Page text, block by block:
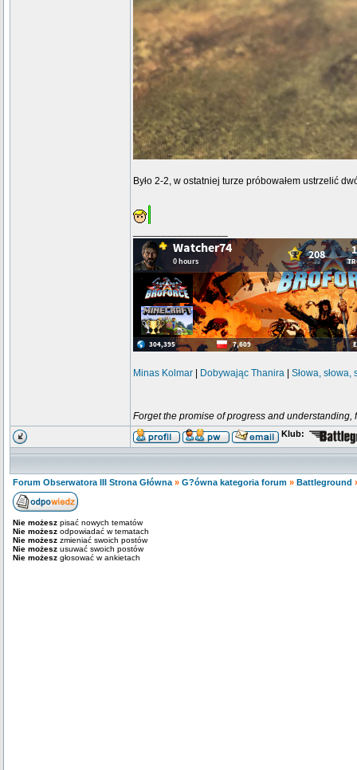
Było 2-2, w ostatniej turze próbowałem ustrzelić
Minas Kolmar Dobywając Thanira Słowa, słowa,
Forget the promise of progress and
Klub:
Forum Obserwatora III Strona Główna » G?ówna kategoria forum » Battleground
Nie możesz pisać nowych tematów
Nie możesz odpowiadać w tematach
Nie możesz zmieniać swoich postów
Nie możesz usuwać swoich postów
Nie możesz głosować w ankietach